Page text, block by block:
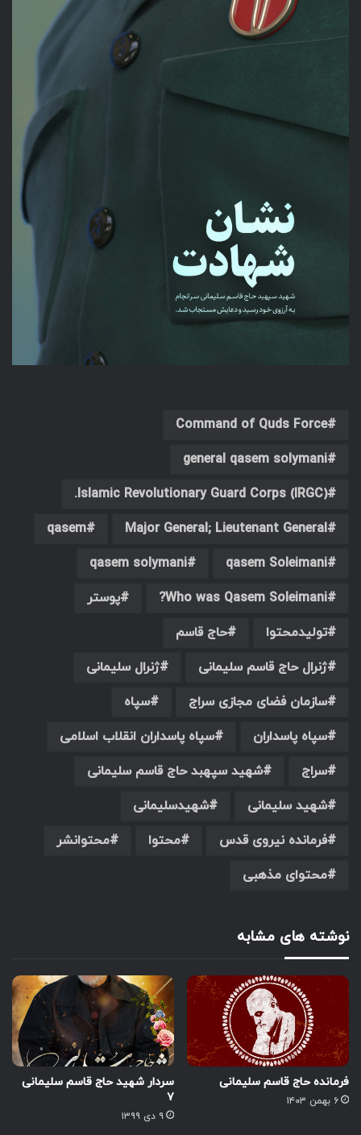
Command of Quds Force
general qasem solymani
Islamic Revolutionary Guard Corps (IRGC).
Major General; ‎Lieutenant General
qasem
qasem Soleimani
qasem solymani
Who was Qasem Soleimani?
پوستر
تولیدمحتوا
حاج قاسم
ژنرال حاج قاسم سلیمانی
ژنرال سلیمانی
سازمان فضای مجازی سراج
سپاه
سپاه پاسداران
سپاه پاسداران انقلاب اسلامی
سراج
شهید سپهبد حاج قاسم سلیمانی
شهید سلیمانی
شهیدسلیمانی
فرمانده نیروی قدس
محتوا
محتوانشر
محتوای مذهبی
نوشته های مشابه
فرمانده حاج قاسم سلیمانی
۶ بهمن ۱۴۰۳
سردار شهید حاج قاسم سلیمانی
۷
۹ دی ۱۳۹۹